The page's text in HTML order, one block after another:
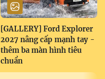
[GALLERY] Ford Explorer
2027 nâng cấp mạnh tay -
thêm ba màn hình tiêu
chuẩn